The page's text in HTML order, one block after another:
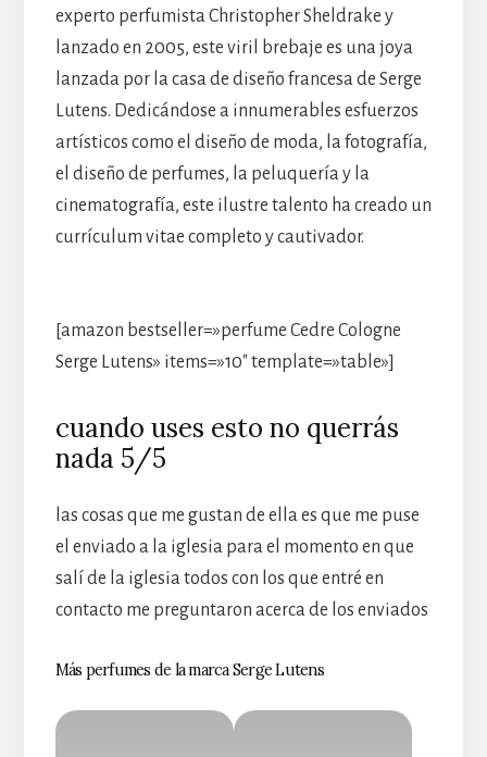
experto perfumista Christopher Sheldrake y
lanzado en 2005, este viril brebaje es una joya
lanzada por la casa de diseño francesa de Serge
Lutens. Dedicándose a innumerables esfuerzos
artísticos como el diseño de moda, la fotografía,
el diseño de perfumes, la peluquería y la
cinematografía, este ilustre talento ha creado un
currículum vitae completo y cautivador.
[amazon bestseller=»perfume Cedre Cologne
Serge Lutens» items=»10″ template=»table»]
cuando uses esto no querrás
nada 5/5
las cosas que me gustan de ella es que me puse
el enviado a la iglesia para el momento en que
salí de la iglesia todos con los que entré en
contacto me preguntaron acerca de los enviados
Más perfumes de la marca Serge Lutens